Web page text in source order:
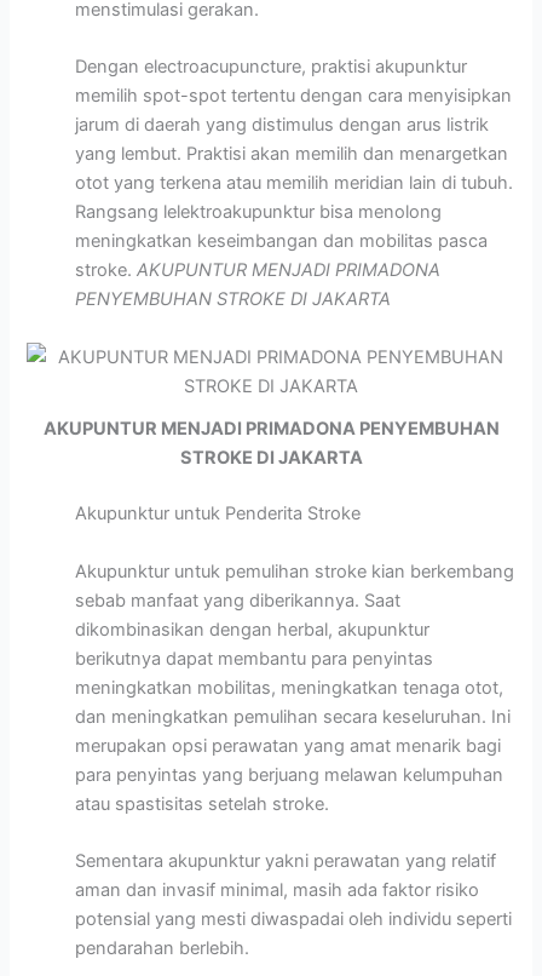
menstimulasi gerakan.
Dengan electroacupuncture, praktisi akupunktur
memilih spot-spot tertentu dengan cara menyisipkan
jarum di daerah yang distimulus dengan arus listrik
yang lembut. Praktisi akan memilih dan menargetkan
otot yang terkena atau memilih meridian lain di tubuh.
Rangsang lelektroakupunktur bisa menolong
meningkatkan keseimbangan dan mobilitas pasca
stroke.AKUPUNTUR MENJADI PRIMADONA
PENYEMBUHAN STROKE DI JAKARTA
AKUPUNTUR MENJADI PRIMADONA PENYEMBUHAN
STROKE DI JAKARTA
Akupunktur untuk Penderita Stroke
Akupunktur untuk pemulihan stroke kian berkembang
sebab manfaat yang diberikannya. Saat
dikombinasikan dengan herbal, akupunktur
berikutnya dapat membantu para penyintas
meningkatkan mobilitas, meningkatkan tenaga otot,
dan meningkatkan pemulihan secara keseluruhan. Ini
merupakan opsi perawatan yang amat menarik bagi
para penyintas yang berjuang melawan kelumpuhan
atau spastisitas setelah stroke.
Sementara akupunktur yakni perawatan yang relatif
aman dan invasif minimal, masih ada faktor risiko
potensial yang mesti diwaspadai oleh individu seperti
pendarahan berlebih.